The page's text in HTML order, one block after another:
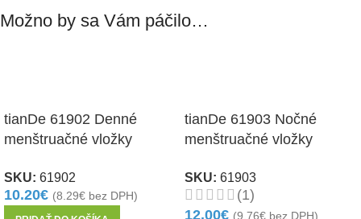
Možno by sa Vám páčilo…
tianDe 61902 Denné
menštruačné vložky
SKU: 61902
10.20€ (8.29€ bez DPH)
tianDe 61903 Nočné
menštruačné vložky
SKU: 61903
(1)
12.00€ (9.76€ bez DPH)